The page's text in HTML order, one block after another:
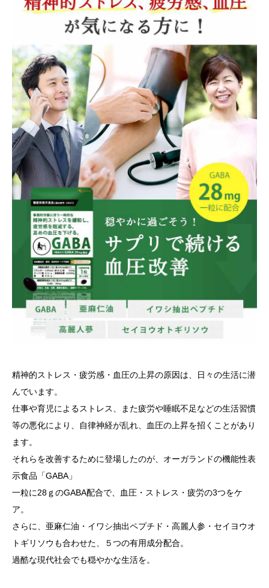
精神的ストレス・疲労感・血圧の上昇の原因は、日々の生活に潜
んでいます。
仕事や育児によるストレス、また疲労や睡眠不足などの生活習慣
等の悪化により、自律神経が乱れ、血圧の上昇を招くことがあり
ます。
それらを改善するために登場したのが、オーガランドの機能性表
示食品「GABA」
一粒に28ｇのGABA配合で、血圧・ストレス・疲労の3つをケ
ア。
さらに、亜麻仁油・イワシ抽出ペプチド・高麗人参・セイヨウオ
トギリソウも合わせた、５つの有用成分配合。
過酷な現代社会でも穏やかな生活を。